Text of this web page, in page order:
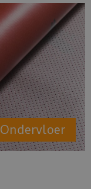
Ondervloer